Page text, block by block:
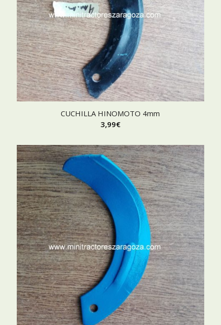
CUCHILLA HINOMOTO 4mm
3,99€